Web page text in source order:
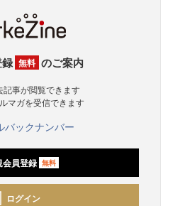
無料 のご案内
記事が閲覧できます
マガを受信できます
バックナンバー
会員登録 無料
ログイン